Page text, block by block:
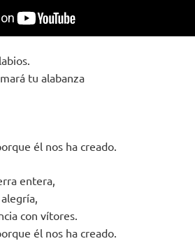
tu alabanza
él nos ha creado.
entera,
con vítores.
él nos ha creado.